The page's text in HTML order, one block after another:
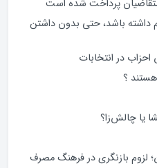
خصوصی و شیوه‌های غیرشفاف
عملکرد شبکه بانکی کشور را در
است.
باشد، حتی بدون داشتن
در انتخابات
؟